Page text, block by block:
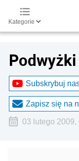
Kategorie
Podwyżki
Subskrybuj
Zapisz się na
03 lutego 2009,